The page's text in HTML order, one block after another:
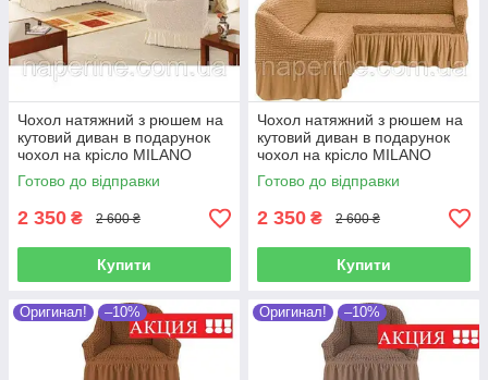
Чохол натяжний з рюшем на
кутовий диван в подарунок
чохол на крісло MILANO
натуральний
Готово до відправки
2 350 ₴ 2 600 ₴
Купити
Чохол натяжний з рюшем на
кутовий диван в подарунок
чохол на крісло MILANO
медовий
Готово до відправки
2 350 ₴ 2 600 ₴
Купити
Оригинал! –10% Оригинал! –10%